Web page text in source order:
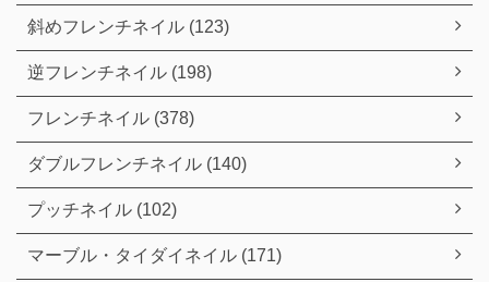
斜めフレンチネイル (123)
逆フレンチネイル (198)
フレンチネイル (378)
ダブルフレンチネイル (140)
プッチネイル (102)
マーブル・タイダイネイル (171)